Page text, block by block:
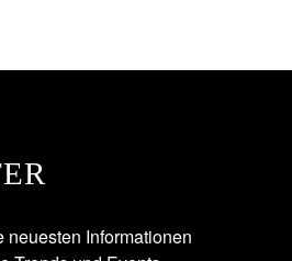
Informationen